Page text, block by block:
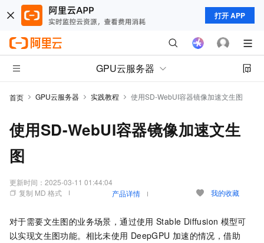
打开 APP
GPU云服务器
首页 GPU云服务器 实践教程 使用SD-WebUI容器镜像加速文生图
使用SD-WebUI容器镜像加速文生
图
更新时间： 2025-03-11 01:44:04
复制 MD 格式
产品详情 我的收藏
对于需要文生图的业务场景，通过使用 Stable Diffusion 模型可
以实现文生图功能。相比未使用 DeepGPU 加速的情况，借助